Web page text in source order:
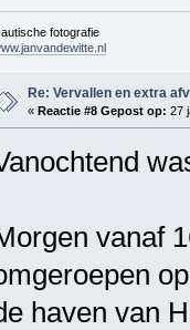
fotografie
Re: Vervallen en extra
« Reactie #8 Gepost op: 27
vanaf
haven van